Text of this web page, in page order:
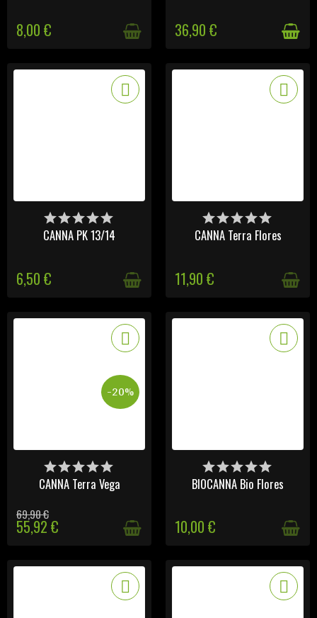
8,00 € 36,90 €
DERNIERS ARTICLES EN
STOCK
CANNA PK 13/14
6,50 €
DERNIERS ARTICLES EN
STOCK
CANNA Terra Flores
11,90 €
-20%
DERNIERS ARTICLES EN
STOCK
CANNA Terra Vega
69,90 €
55,92 €
DERNIERS ARTICLES EN
STOCK
BIOCANNA Bio Flores
10,00 €